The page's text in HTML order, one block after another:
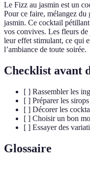
Le Fizz au jasmin est un
Pour ce faire, mélangez du
jasmin. Ce cocktail
vos convives. Les fleurs
leur effet stimulant, ce qui
l’ambiance de toute soirée.
Checklist avant
[ ] Rassembler les
[ ] Préparer les
[ ] Décorer les
[ ] Choisir un bon
[ ] Essayer des
Glossaire